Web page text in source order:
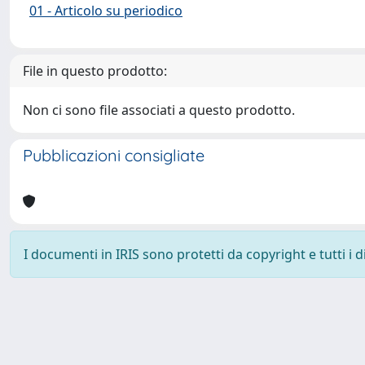
01 - Articolo su periodico
File in questo prodotto:
Non ci sono file associati a questo prodotto.
Pubblicazioni consigliate
I documenti in IRIS sono protetti da copyright e tutti i